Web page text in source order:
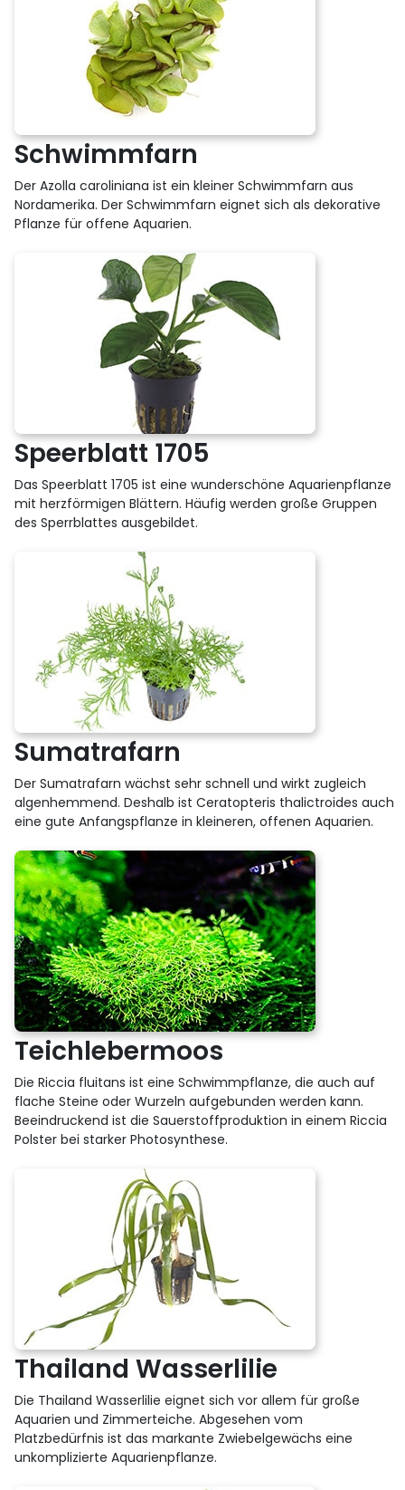
Schwimmfarn
Der Azolla caroliniana ist ein kleiner Schwimmfarn aus
Nordamerika. Der Schwimmfarn eignet sich als dekorative
Pflanze für offene Aquarien.
Speerblatt 1705
Das Speerblatt 1705 ist eine wunderschöne Aquarienpflanze
mit herzförmigen Blättern. Häufig werden große Gruppen
des Sperrblattes ausgebildet.
Sumatrafarn
Der Sumatrafarn wächst sehr schnell und wirkt zugleich
algenhemmend. Deshalb ist Ceratopteris thalictroides auch
eine gute Anfangspflanze in kleineren, offenen Aquarien.
Teichlebermoos
Die Riccia fluitans ist eine Schwimmpflanze, die auch auf
flache Steine oder Wurzeln aufgebunden werden kann.
Beeindruckend ist die Sauerstoffproduktion in einem Riccia
Polster bei starker Photosynthese.
Thailand Wasserlilie
Die Thailand Wasserlilie eignet sich vor allem für große
Aquarien und Zimmerteiche. Abgesehen vom
Platzbedürfnis ist das markante Zwiebelgewächs eine
unkomplizierte Aquarienpflanze.